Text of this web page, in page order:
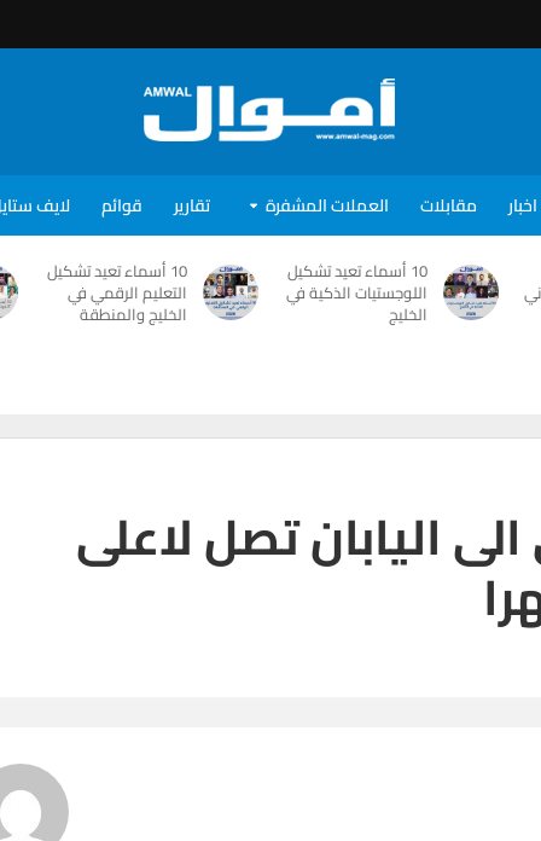
اخبار مقابلات العملات المشفرة تقارير قوائم لايف
10 أسماء تعيد تشكيل
اللوجستيات الذكية في
الخليج
10 أسماء تعيد تشكيل
التعليم الرقمي في
الخليج والمنطقة
اليابان تصل لاعلى